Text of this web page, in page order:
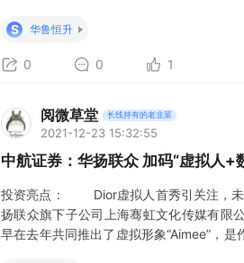
2022/2023/20
S 华鲁恒升
0 0 1
阅微草堂 长线持有的老韭菜
2021-12-23 15:32:55
中航证券：华扬联众 加码“虚拟人
投资亮点： Dior虚拟人首秀引关注，未
扬联众旗下子公司上海骞虹文化传媒有限
早在去年共同推出了虚拟形象“Aimee”，